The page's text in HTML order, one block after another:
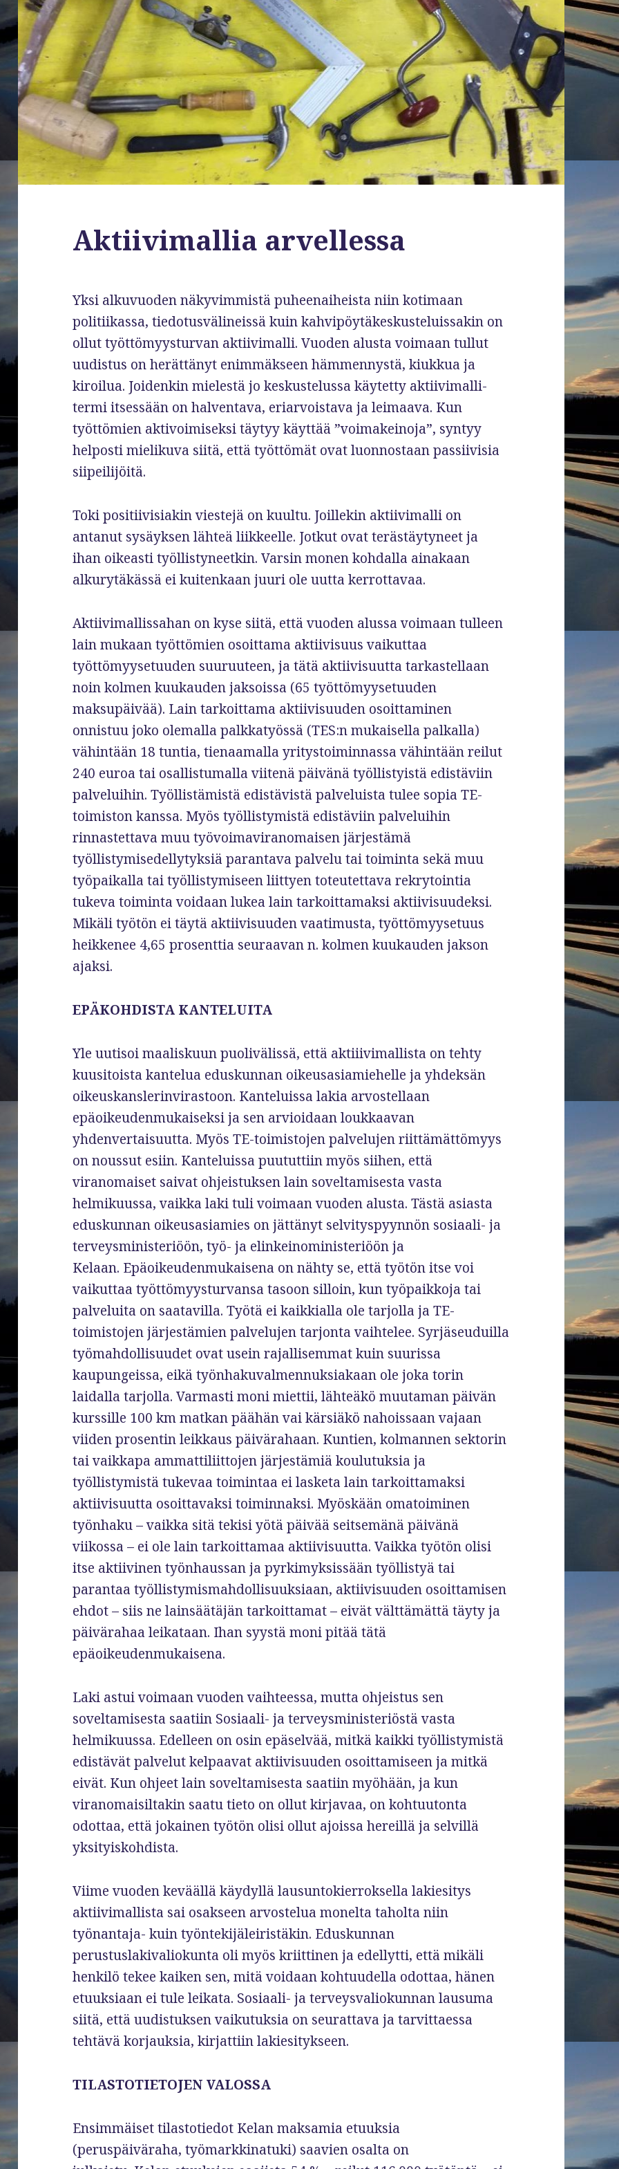
Aktiivimallia arvellessa
Yksi alkuvuoden näkyvimmistä puheenaiheista niin kotimaan
politiikassa, tiedotusvälineissä kuin kahvipöytäkeskusteluissakin on
ollut työttömyysturvan aktiivimalli. Vuoden alusta voimaan tullut
uudistus on herättänyt enimmäkseen hämmennystä, kiukkua ja
kiroilua. Joidenkin mielestä jo keskustelussa käytetty aktiivimalli-
termi itsessään on halventava, eriarvoistava ja leimaava. Kun
työttömien aktivoimiseksi täytyy käyttää ”voimakeinoja”, syntyy
helposti mielikuva siitä, että työttömät ovat luonnostaan passiivisia
siipeilijöitä.
Toki positiivisiakin viestejä on kuultu. Joillekin aktiivimalli on
antanut sysäyksen lähteä liikkeelle. Jotkut ovat terästäytyneet ja
ihan oikeasti työllistyneetkin. Varsin monen kohdalla ainakaan
alkurytäkässä ei kuitenkaan juuri ole uutta kerrottavaa.
Aktiivimallissahan on kyse siitä, että vuoden alussa voimaan tulleen
lain mukaan työttömien osoittama aktiivisuus vaikuttaa
työttömyysetuuden suuruuteen, ja tätä aktiivisuutta tarkastellaan
noin kolmen kuukauden jaksoissa (65 työttömyysetuuden
maksupäivää). Lain tarkoittama aktiivisuuden osoittaminen
onnistuu joko olemalla palkkatyössä (TES:n mukaisella palkalla)
vähintään 18 tuntia, tienaamalla yritystoiminnassa vähintään reilut
240 euroa tai osallistumalla viitenä päivänä työllistyistä edistäviin
palveluihin. Työllistämistä edistävistä palveluista tulee sopia TE-
toimiston kanssa. Myös työllistymistä edistäviin palveluihin
rinnastettava muu työvoimaviranomaisen järjestämä
työllistymisedellytyksiä parantava palvelu tai toiminta sekä muu
työpaikalla tai työllistymiseen liittyen toteutettava rekrytointia
tukeva toiminta voidaan lukea lain tarkoittamaksi aktiivisuudeksi.
Mikäli työtön ei täytä aktiivisuuden vaatimusta, työttömyysetuus
heikkenee 4,65 prosenttia seuraavan n. kolmen kuukauden jakson
ajaksi.
EPÄKOHDISTA KANTELUITA
Yle uutisoi maaliskuun puolivälissä, että aktiiivimallista on tehty
kuusitoista kantelua eduskunnan oikeusasiamiehelle ja yhdeksän
oikeuskanslerinvirastoon. Kanteluissa lakia arvostellaan
epäoikeudenmukaiseksi ja sen arvioidaan loukkaavan
yhdenvertaisuutta. Myös TE-toimistojen palvelujen riittämättömyys
on noussut esiin. Kanteluissa puututtiin myös siihen, että
viranomaiset saivat ohjeistuksen lain soveltamisesta vasta
helmikuussa, vaikka laki tuli voimaan vuoden alusta. Tästä asiasta
eduskunnan oikeusasiamies on jättänyt selvityspyynnön sosiaali- ja
terveysministeriöön, työ- ja elinkeinoministeriöön ja
Kelaan. Epäoikeudenmukaisena on nähty se, että työtön itse voi
vaikuttaa työttömyysturvansa tasoon silloin, kun työpaikkoja tai
palveluita on saatavilla. Työtä ei kaikkialla ole tarjolla ja TE-
toimistojen järjestämien palvelujen tarjonta vaihtelee. Syrjäseuduilla
työmahdollisuudet ovat usein rajallisemmat kuin suurissa
kaupungeissa, eikä työnhakuvalmennuksiakaan ole joka torin
laidalla tarjolla. Varmasti moni miettii, lähteäkö muutaman päivän
kurssille 100 km matkan päähän vai kärsiäkö nahoissaan vajaan
viiden prosentin leikkaus päivärahaan. Kuntien, kolmannen sektorin
tai vaikkapa ammattiliittojen järjestämiä koulutuksia ja
työllistymistä tukevaa toimintaa ei lasketa lain tarkoittamaksi
aktiivisuutta osoittavaksi toiminnaksi. Myöskään omatoiminen
työnhaku – vaikka sitä tekisi yötä päivää seitsemänä päivänä
viikossa – ei ole lain tarkoittamaa aktiivisuutta. Vaikka työtön olisi
itse aktiivinen työnhaussan ja pyrkimyksissään työllistyä tai
parantaa työllistymismahdollisuuksiaan, aktiivisuuden osoittamisen
ehdot – siis ne lainsäätäjän tarkoittamat – eivät välttämättä täyty ja
päivärahaa leikataan. Ihan syystä moni pitää tätä
epäoikeudenmukaisena.
Laki astui voimaan vuoden vaihteessa, mutta ohjeistus sen
soveltamisesta saatiin Sosiaali- ja terveysministeriöstä vasta
helmikuussa. Edelleen on osin epäselvää, mitkä kaikki työllistymistä
edistävät palvelut kelpaavat aktiivisuuden osoittamiseen ja mitkä
eivät. Kun ohjeet lain soveltamisesta saatiin myöhään, ja kun
viranomaisiltakin saatu tieto on ollut kirjavaa, on kohtuutonta
odottaa, että jokainen työtön olisi ollut ajoissa hereillä ja selvillä
yksityiskohdista.
Viime vuoden keväällä käydyllä lausuntokierroksella lakiesitys
aktiivimallista sai osakseen arvostelua monelta taholta niin
työnantaja- kuin työntekijäleiristäkin. Eduskunnan
perustuslakivaliokunta oli myös kriittinen ja edellytti, että mikäli
henkilö tekee kaiken sen, mitä voidaan kohtuudella odottaa, hänen
etuuksiaan ei tule leikata. Sosiaali- ja terveysvaliokunnan lausuma
siitä, että uudistuksen vaikutuksia on seurattava ja tarvittaessa
tehtävä korjauksia, kirjattiin lakiesitykseen.
TILASTOTIETOJEN VALOSSA
Ensimmäiset tilastotiedot Kelan maksamia etuuksia
(peruspäiväraha, työmarkkinatuki) saavien osalta on